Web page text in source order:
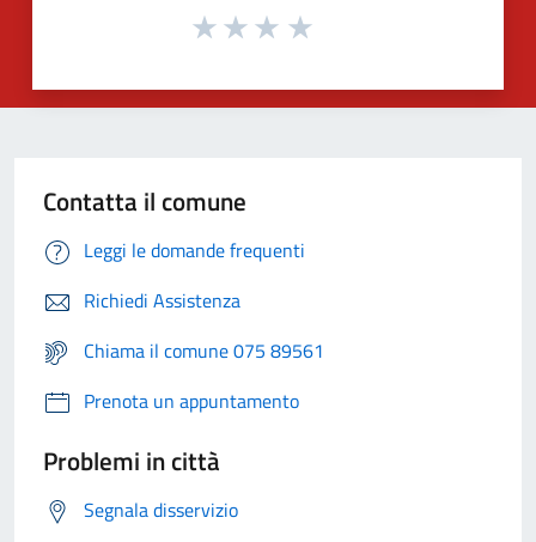
Contatta il comune
Leggi le domande frequenti
Richiedi Assistenza
Chiama il comune 075 89561
Prenota un appuntamento
Problemi in città
Segnala disservizio